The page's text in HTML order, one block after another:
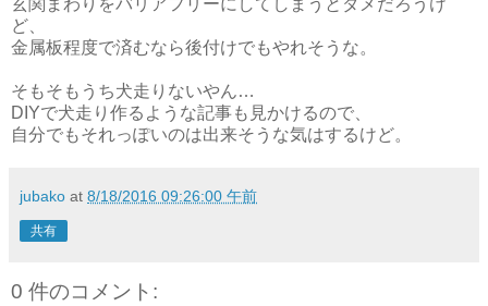
ど、
金属板程度で済むなら後付けでもやれそうな。
そもそもうち犬走りないやん…
DIYで犬走り作るような記事も見かけるので、
自分でもそれっぽいのは出来そうな気はするけど。
jubako at 8/18/2016 09:26:00 午前
共有
0 件のコメント: